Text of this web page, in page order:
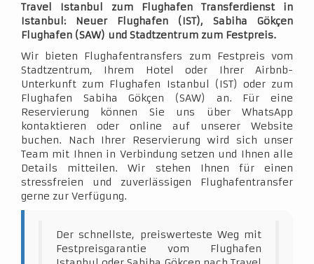
Travel Istanbul zum Flughafen Transferdienst in
Istanbul: Neuer Flughafen (IST), Sabiha Gökçen
Flughafen (SAW) und Stadtzentrum zum Festpreis.
Wir bieten Flughafentransfers zum Festpreis vom
Stadtzentrum, Ihrem Hotel oder Ihrer Airbnb-
Unterkunft zum Flughafen Istanbul (IST) oder zum
Flughafen Sabiha Gökçen (SAW) an. Für eine
Reservierung können Sie uns über WhatsApp
kontaktieren oder online auf unserer Website
buchen. Nach Ihrer Reservierung wird sich unser
Team mit Ihnen in Verbindung setzen und Ihnen alle
Details mitteilen. Wir stehen Ihnen für einen
stressfreien und zuverlässigen Flughafentransfer
gerne zur Verfügung.
Der schnellste, preiswerteste Weg mit
Festpreisgarantie vom Flughafen